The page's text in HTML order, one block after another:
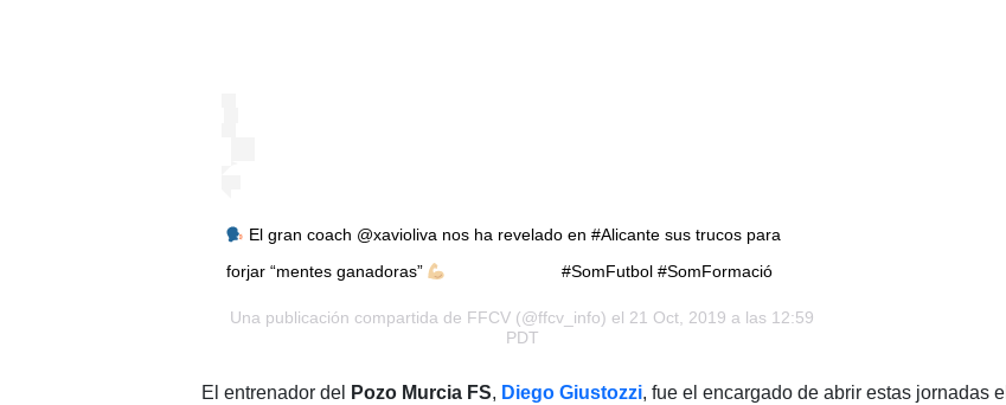
El gran coach @xavioliva nos ha revelado en #Alicante sus trucos para
forjar “mentes ganadoras”
⠀⠀⠀⠀⠀⠀⠀⠀⠀ #SomFutbol #SomFormació
Una publicación compartida de FFCV (@ffcv_info) el 21 Oct, 2019 a las 12:59
PDT
El entrenador del Pozo Murcia FS, Diego Giustozzi, fue el encargado de abrir estas jornadas el